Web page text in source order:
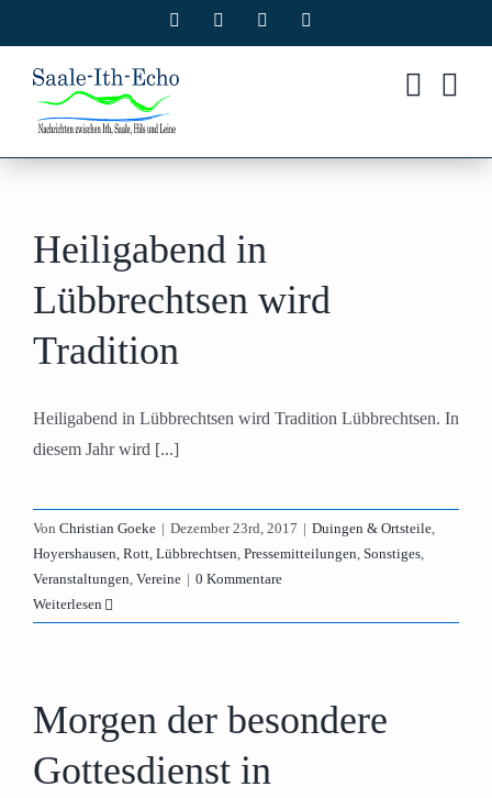
Inhalt
springen
Facebook Instagram
Heiligabend in
Lübbrechtsen wird
Tradition
Heiligabend in Lübbrechtsen wird Tradition Lübbrechtsen. In
diesem Jahr wird [...]
Von Christian Goeke | Dezember 23rd, 2017 | Duingen & Ortsteile,
Hoyershausen, Rott, Lübbrechtsen, Pressemitteilungen, Sonstiges,
Veranstaltungen, Vereine | 0 Kommentare
Weiterlesen
Morgen der besondere
Gottesdienst in